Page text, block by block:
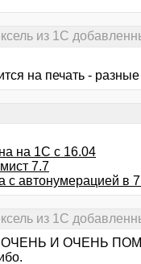
из 1С
на печать -
на 1С с 16.04
7.7
с автонумерацией в
из 1С
И ОЧЕНЬ